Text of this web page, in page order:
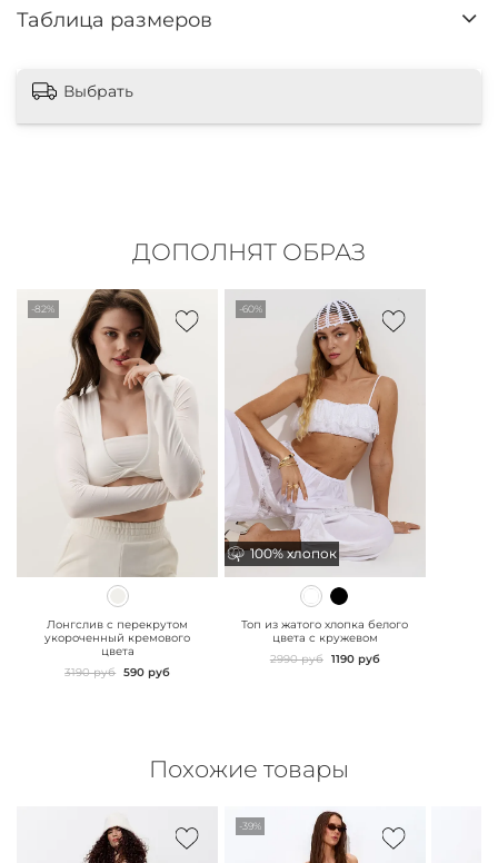
Таблица размеров
Выбрать
ДОПОЛНЯТ ОБРАЗ
-82%
" class="js-prevent-
Лонгслив с перекрутом
укороченный кремового
цвета
3190 руб 590 руб
-60%
100% хлопок
" class="js-prevent-
100% хлопок
Топ из жатого хлопка белого
цвета с кружевом
2990 руб 1190 руб
Похожие товары
-39%